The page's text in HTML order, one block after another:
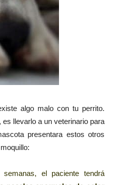
algo malo con tu perrito.
llevarlo a un veterinario para
presentara estos otros
el paciente tendrá